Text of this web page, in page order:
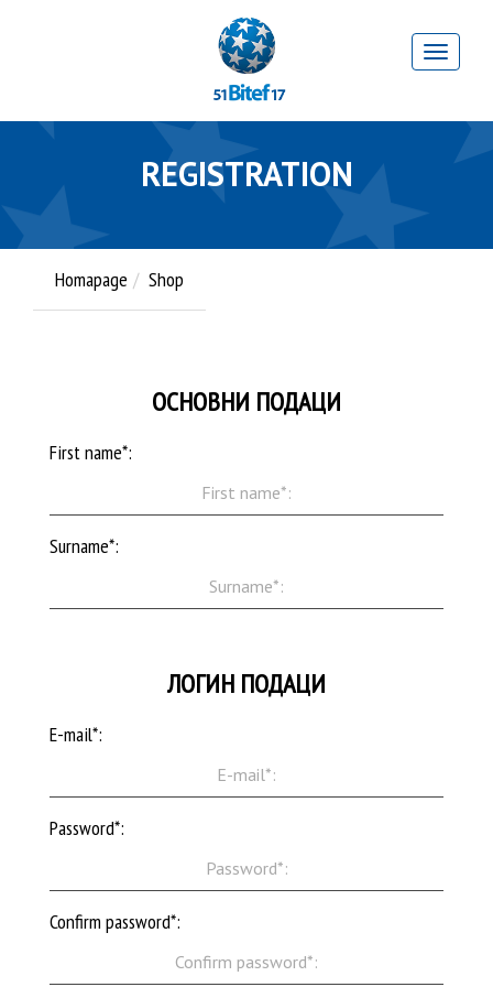
REGISTRATION
Homapage Shop
ОСНОВНИ ПОДАЦИ
First name*:
Surname*:
ЛОГИН ПОДАЦИ
E-mail*:
Password*:
Confirm password*: